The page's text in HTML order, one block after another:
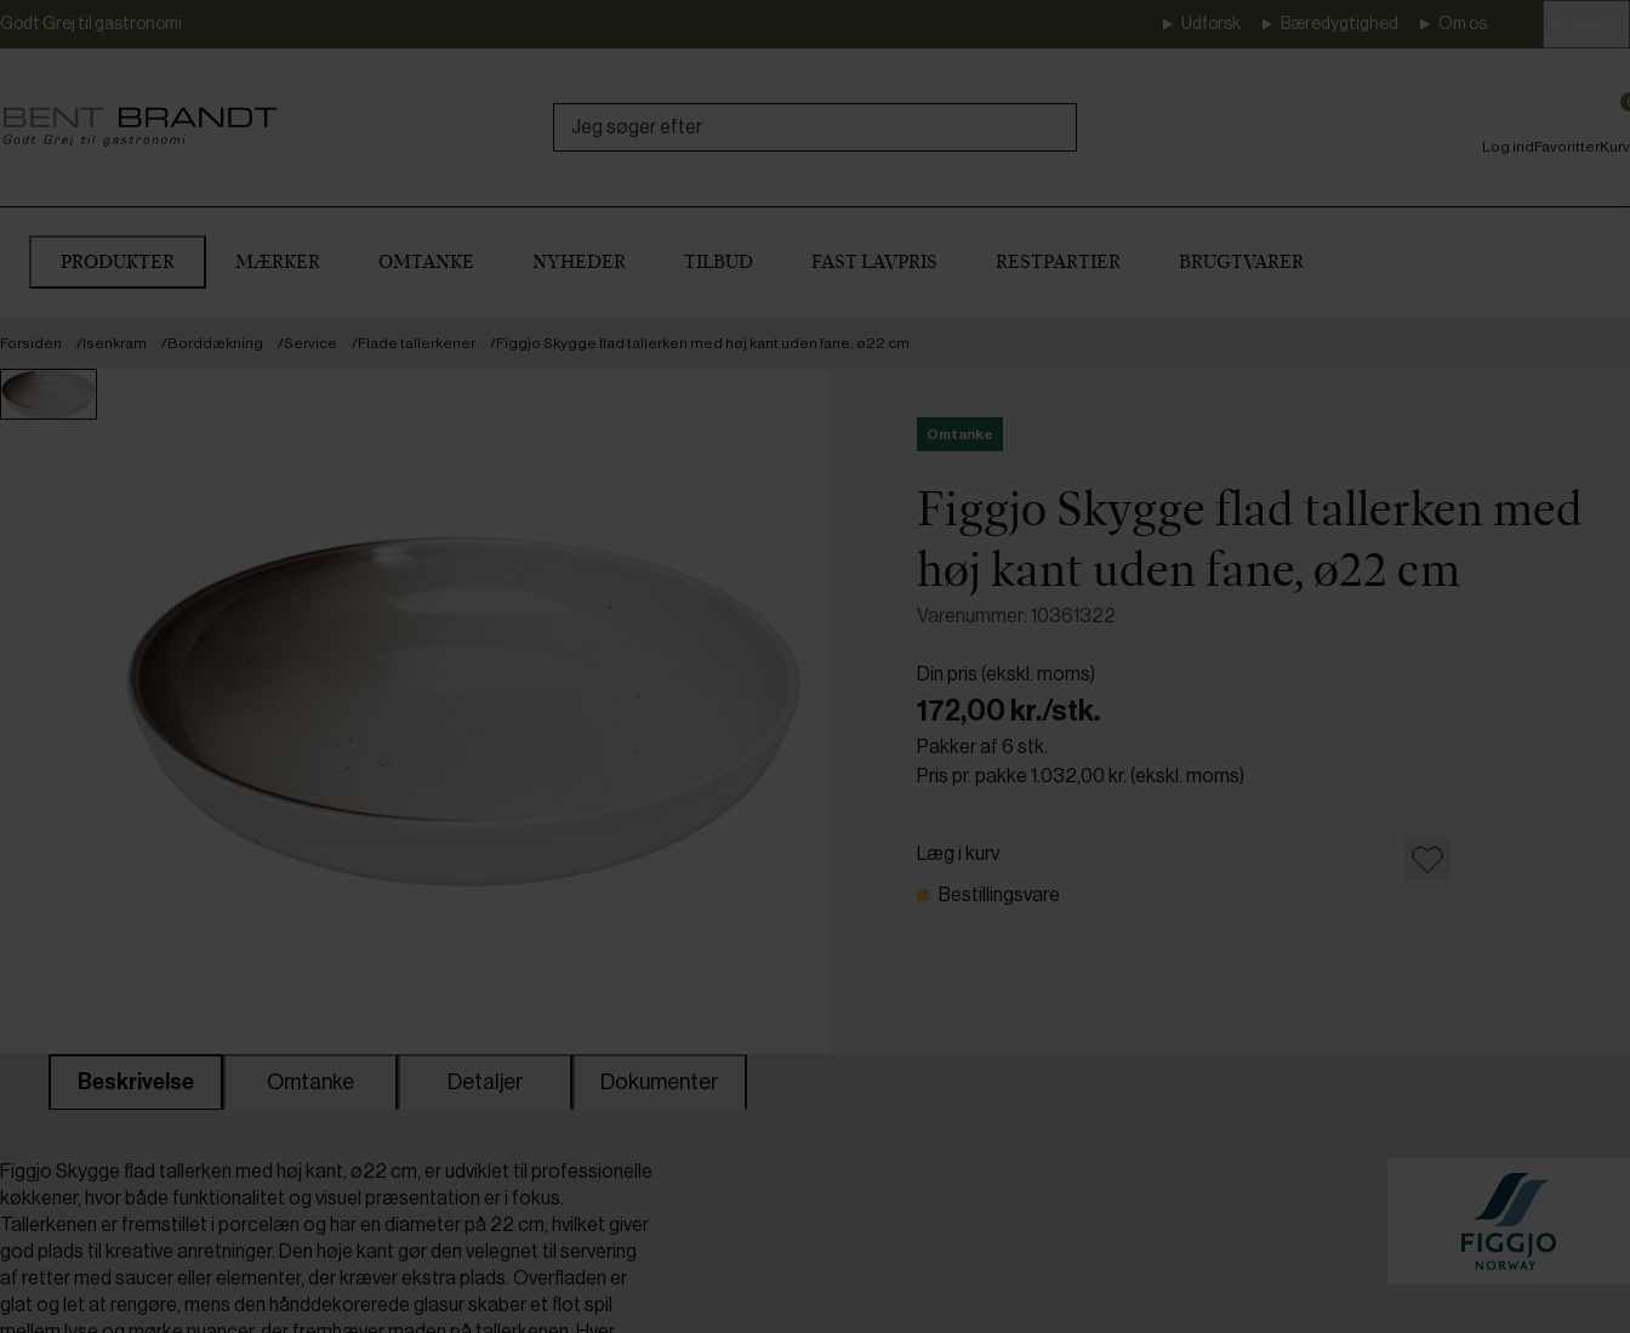
Godt Grej til gastronomi Udforsk Bæredygtighed Om os
Log indFavoritterKurv
PRODUKTER MÆRKER OMTANKE NYHEDER TILBUD FAST LAVPRIS RESTPARTIER BRUGTVARER
Forsiden Isenkram Borddækning Service Flade tallerkener Figgjo Skygge flad tallerken med høj kant uden fane, ø22 cm
Omtanke
Figgjo Skygge flad tallerken med
høj kant uden fane, ø22 cm
Varenummer: 10361322
Din pris (ekskl. moms)
172,00 kr./stk.
Pakker af 6 stk.
Pris pr. pakke 1.032,00 kr. (ekskl. moms)
Læg i kurv
Bestillingsvare
Beskrivelse Omtanke Detaljer Dokumenter
Figgjo Skygge flad tallerken med høj kant, ø22 cm, er udviklet til professionelle
køkkener, hvor både funktionalitet og visuel præsentation er i fokus.
Tallerkenen er fremstillet i porcelæn og har en diameter på 22 cm, hvilket giver
god plads til kreative anretninger. Den høje kant gør den velegnet til servering
af retter med saucer eller elementer, der kræver ekstra plads. Overfladen er
glat og let at rengøre, mens den hånddekorerede glasur skaber et flot spil